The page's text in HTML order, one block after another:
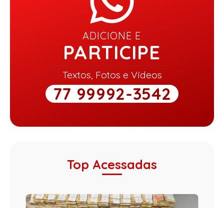
ADICIONE E
PARTICIPE
Textos, Fotos e Vídeos
77 99992-3542
Top Acessadas